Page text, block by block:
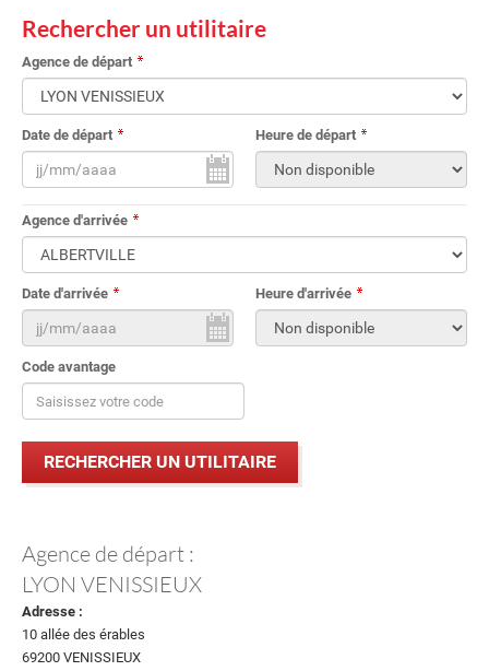
Rechercher un utilitaire
Agence de départ
Date de départ Heure de départ
Agence d'arrivée
Date d'arrivée Heure d'arrivée
Code avantage
Agence de départ :
LYON VENISSIEUX
Adresse :
10 allée des érables
69200 VENISSIEUX